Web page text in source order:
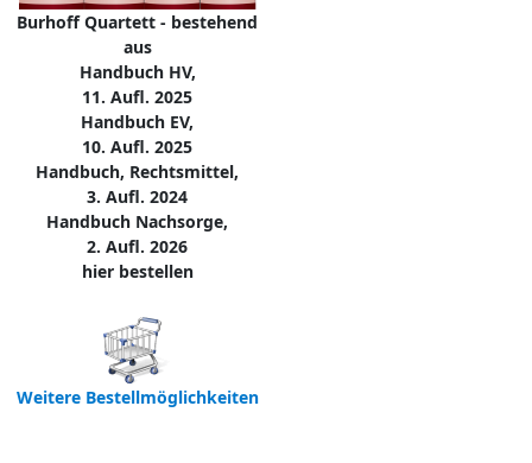
Burhoff Quartett - bestehend
aus
Handbuch HV,
11. Aufl. 2025
Handbuch EV,
10. Aufl. 2025
Handbuch, Rechtsmittel,
3. Aufl. 2024
Handbuch Nachsorge,
2. Aufl. 2026
hier bestellen
Weitere Bestellmöglichkeiten